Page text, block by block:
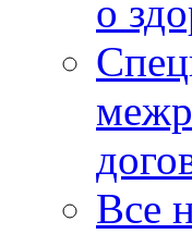
о
Все